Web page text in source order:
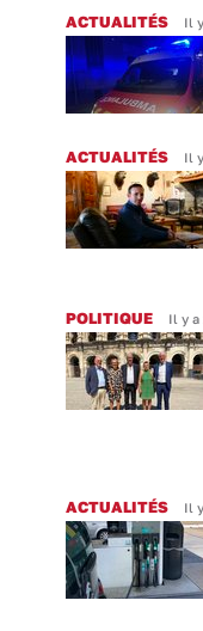
ACTUALITÉS Il
ACTUALITÉS Il
POLITIQUE Il y a
ACTUALITÉS Il